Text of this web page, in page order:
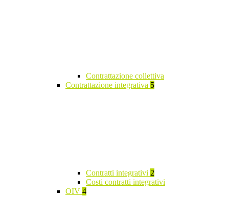
Contrattazione collettiva
Contrattazione integrativa 5
Contratti integrativi 2
Costi contratti integrativi
OIV 4